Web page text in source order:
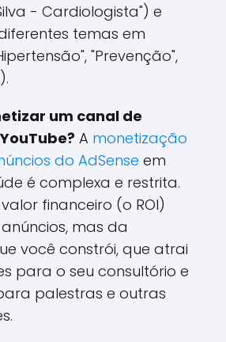
- Cardiologista") e
temas em
"Prevenção",
um canal de
A monetização
do AdSense em
é complexa e restrita.
financeiro (o ROI)
mas da
você constrói, que atrai
para o seu consultório e
palestras e outras